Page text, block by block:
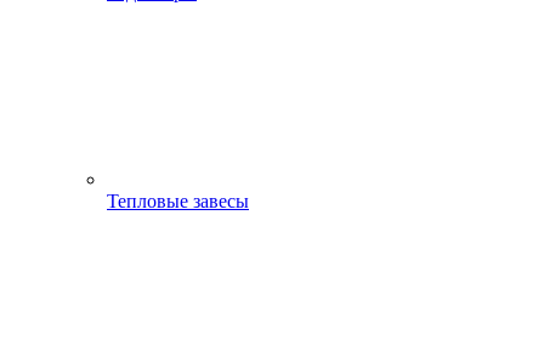
Тепловые завесы